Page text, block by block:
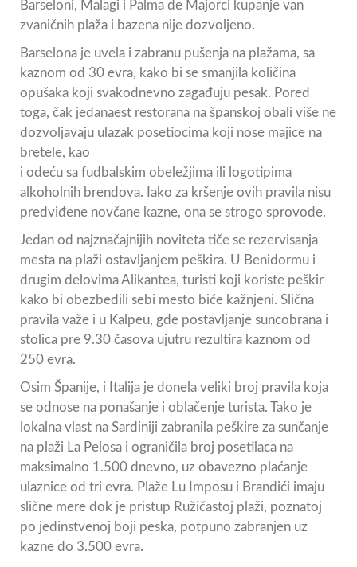
Barseloni, Malagi i Palma de Majorci kupanje van
zvaničnih plaža i bazena nije dozvoljeno.
Barselona je uvela i zabranu pušenja na plažama, sa
kaznom od 30 evra, kako bi se smanjila količina
opušaka koji svakodnevno zagađuju pesak. Pored
toga, čak jedanaest restorana na španskoj obali više ne
dozvoljavaju ulazak posetiocima koji nose majice na
bretele, kao
i odeću sa fudbalskim obeležjima ili logotipima
alkoholnih brendova. Iako za kršenje ovih pravila nisu
predviđene novčane kazne, ona se strogo sprovode.
Jedan od najznačajnijih noviteta tiče se rezervisanja
mesta na plaži ostavljanjem peškira. U Benidormu i
drugim delovima Alikantea, turisti koji koriste peškir
kako bi obezbedili sebi mesto biće kažnjeni. Slična
pravila važe i u Kalpeu, gde postavljanje suncobrana i
stolica pre 9.30 časova ujutru rezultira kaznom od
250 evra.
Osim Španije, i Italija je donela veliki broj pravila koja
se odnose na ponašanje i oblačenje turista. Tako je
lokalna vlast na Sardiniji zabranila peškire za sunčanje
na plaži La Pelosa i ograničila broj posetilaca na
maksimalno 1.500 dnevno, uz obavezno plaćanje
ulaznice od tri evra. Plaže Lu Imposu i Brandići imaju
slične mere dok je pristup Ružičastoj plaži, poznatoj
po jedinstvenoj boji peska, potpuno zabranjen uz
kazne do 3.500 evra.